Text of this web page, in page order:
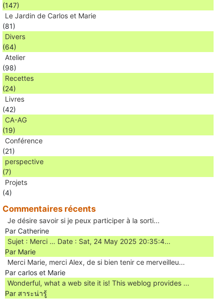
(147)
Le Jardin de Carlos et Marie
(81)
Divers
(64)
Atelier
(98)
Recettes
(24)
Livres
(42)
CA-AG
(19)
Conférence
(21)
perspective
(7)
Projets
(4)
Commentaires récents
Je désire savoir si je peux participer à la sorti...
Par Catherine
Sujet : Merci … Date : Sat, 24 May 2025 20:35:4...
Par Marie
Merci Marie, merci Alex, de si bien tenir ce merveilleu...
Par carlos et Marie
Wonderful, what a web site it is! This weblog provides ...
Par สาระน่ารู้